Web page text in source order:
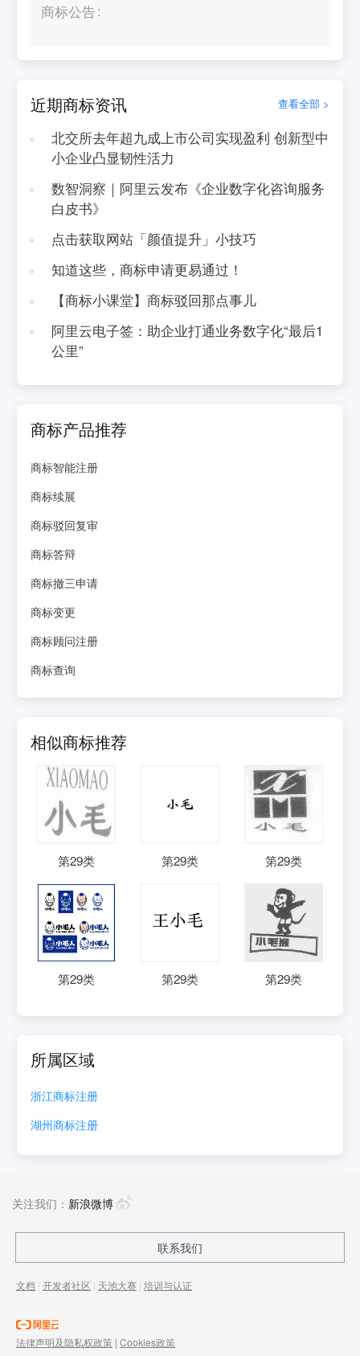
商标公告
近期商标资讯 查看全部 >
北交所去年超九成上市公司实现盈利 创新型中
小企业凸显韧性活力
数智洞察｜阿里云发布《企业数字化咨询服务
白皮书》
点击获取网站「颜值提升」小技巧
知道这些，商标申请更易通过！
【商标小课堂】商标驳回那点事儿
阿里云电子签：助企业打通业务数字化“最后1
公里”
商标产品推荐
商标智能注册
商标续展
商标驳回复审
商标答辩
商标撤三申请
商标变更
商标顾问注册
商标查询
相似商标推荐
第29类 第29类 第29类
第29类 第29类 第29类
所属区域
浙江商标注册
湖州商标注册